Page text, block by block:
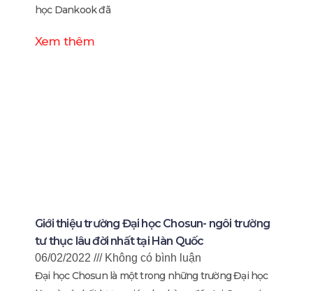
học Dankook đã
Xem thêm
Giới thiệu trường Đại học Chosun- ngôi trường
tư thục lâu đời nhất tại Hàn Quốc
06/02/2022 Không có bình luận
Đại học Chosun là một trong những trường Đại học